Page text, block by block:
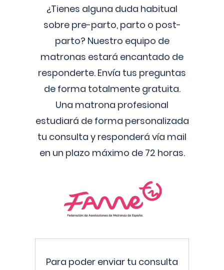
¿Tienes alguna duda habitual
sobre pre-parto, parto o post-
parto? Nuestro equipo de
matronas estará encantado de
responderte. Envía tus preguntas
de forma totalmente gratuita.
Una matrona profesional
estudiará de forma personalizada
tu consulta y responderá vía mail
en un plazo máximo de 72 horas.
Para poder enviar tu consulta